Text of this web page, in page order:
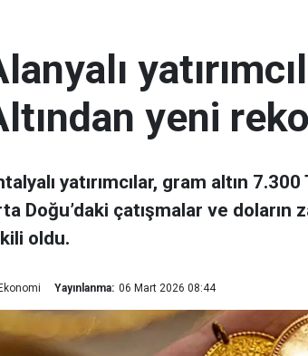
yeni
yatırımcılar, gram altın
Doğu’daki çatışmalar ve doların
oldu.
Ekonomi Yayınlanma: 06 Mart 2026 08:44